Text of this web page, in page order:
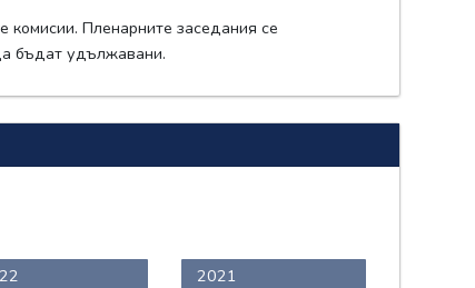
Пленарните заседания се
бъдат удължавани.
2021